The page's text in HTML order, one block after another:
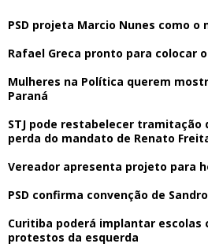
PSD projeta Marcio Nunes como o
Rafael Greca pronto para colocar
Mulheres na Política querem
Paraná
STJ pode restabelecer tramitação
perda do mandato de Renato
Vereador apresenta projeto para
PSD confirma convenção de
Curitiba poderá implantar escolas
protestos da esquerda